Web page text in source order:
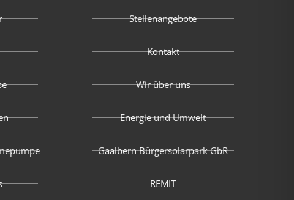
Stellenangebote
Kontakt
Wir über uns
Energie und Umwelt
Gaalbern Bürgersolarpark GbR
REMIT